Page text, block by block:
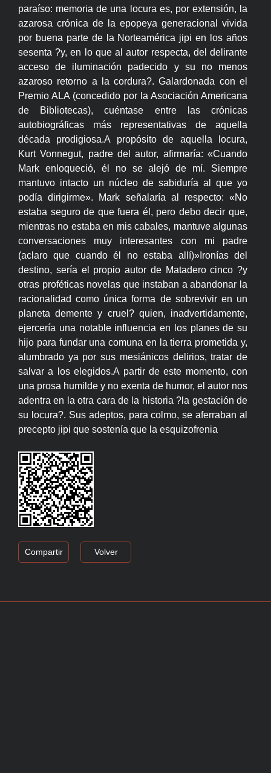
paraíso: memoria de una locura es, por extensión, la
azarosa crónica de la epopeya generacional vivida
por buena parte de la Norteamérica jipi en los años
sesenta ?y, en lo que al autor respecta, del delirante
acceso de iluminación padecido y su no menos
azaroso retorno a la cordura?. Galardonada con el
Premio ALA (concedido por la Asociación Americana
de Bibliotecas), cuéntase entre las crónicas
autobiográficas más representativas de aquella
década prodigiosa.A propósito de aquella locura,
Kurt Vonnegut, padre del autor, afirmaría: «Cuando
Mark enloqueció, él no se alejó de mí. Siempre
mantuvo intacto un núcleo de sabiduría al que yo
podía dirigirme». Mark señalaría al respecto: «No
estaba seguro de que fuera él, pero debo decir que,
mientras no estaba en mis cabales, mantuve algunas
conversaciones muy interesantes con mi padre
(aclaro que cuando él no estaba allí)»Ironías del
destino, sería el propio autor de Matadero cinco ?y
otras proféticas novelas que instaban a abandonar la
racionalidad como única forma de sobrevivir en un
planeta demente y cruel? quien, inadvertidamente,
ejercería una notable influencia en los planes de su
hijo para fundar una comuna en la tierra prometida y,
alumbrado ya por sus mesiánicos delirios, tratar de
salvar a los elegidos.A partir de este momento, con
una prosa humilde y no exenta de humor, el autor nos
adentra en la otra cara de la historia ?la gestación de
su locura?. Sus adeptos, para colmo, se aferraban al
precepto jipi que sostenía que la esquizofrenia
Compartir Volver